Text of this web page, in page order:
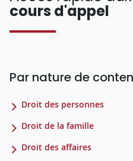
cours d'appel
Par nature de
Droit des personnes
Droit de la famille
Droit des affaires